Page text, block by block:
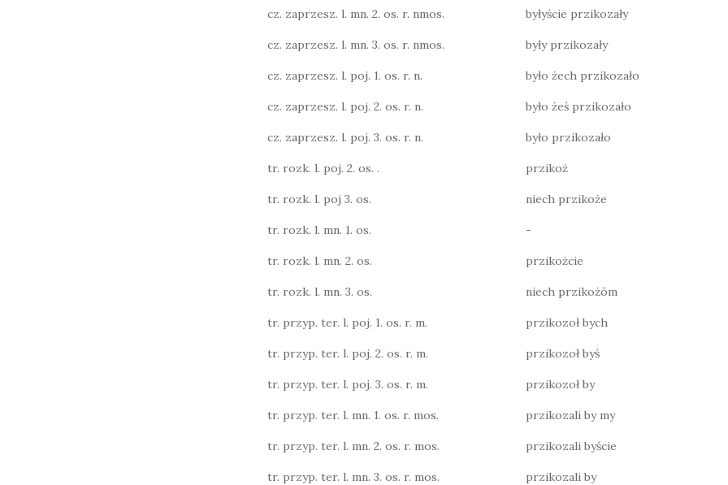
cz. zaprzesz. l. mn. 2. os. r. nmos. byłyście przikozały
cz. zaprzesz. l. mn. 3. os. r. nmos. były przikozały
cz. zaprzesz. l. poj. 1. os. r. n. było żech przikozało
cz. zaprzesz. l. poj. 2. os. r. n. było żeś przikozało
cz. zaprzesz. l. poj. 3. os. r. n. było przikozało
tr. rozk. l. poj. 2. os. . przikoż
tr. rozk. l. poj 3. os. niech przikoże
tr. rozk. l. mn. 1. os. -
tr. rozk. l. mn. 2. os. przikożcie
tr. rozk. l. mn. 3. os. niech przikożōm
tr. przyp. ter. l. poj. 1. os. r. m. przikozoł bych
tr. przyp. ter. l. poj. 2. os. r. m. przikozoł byś
tr. przyp. ter. l. poj. 3. os. r. m. przikozoł by
tr. przyp. ter. l. mn. 1. os. r. mos. przikozali by my
tr. przyp. ter. l. mn. 2. os. r. mos. przikozali byście
tr. przyp. ter. l. mn. 3. os. r. mos. przikozali by